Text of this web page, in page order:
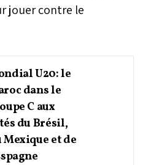
jouer contre le
U20: le
dans le
C aux
du Brésil,
Mexique et de